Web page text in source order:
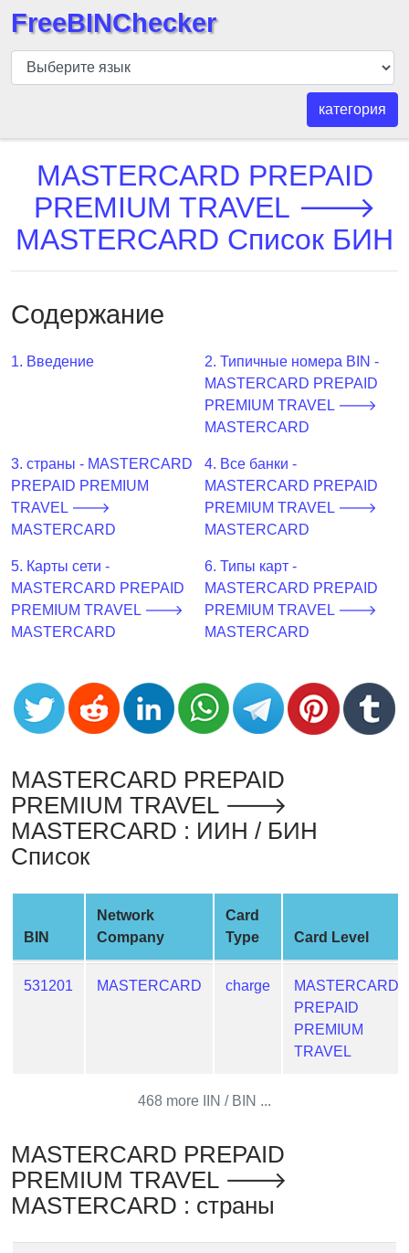
БИН
шашка
БИН
номер
БИН
API
BIN
BIN
v2
from
Banks
Credit
Validator
Credit
Card
Random
Credit
Card
Generate
Credit
Card
from
BIN
Credit
Checker
Service
IP
Lookup
IP
BIN
Checker
FreeBINChecker
категория
MASTERCARD PREPAID
PREMIUM TRAVEL 🡒
MASTERCARD Список БИН
Содержание
1. Введение
2. Типичные номера BIN -
MASTERCARD PREPAID
PREMIUM TRAVEL 🡒
MASTERCARD
3. страны - MASTERCARD
PREPAID PREMIUM
TRAVEL 🡒
MASTERCARD
4. Все банки -
MASTERCARD PREPAID
PREMIUM TRAVEL 🡒
MASTERCARD
5. Карты сети -
MASTERCARD PREPAID
PREMIUM TRAVEL 🡒
MASTERCARD
6. Типы карт -
MASTERCARD PREPAID
PREMIUM TRAVEL 🡒
MASTERCARD
MASTERCARD PREPAID
PREMIUM TRAVEL 🡒
MASTERCARD : ИИН / БИН
Список
BIN
Network
Company
Card
Type
Card Level
531201 MASTERCARD charge
MASTERCARD
PREPAID
PREMIUM
TRAVEL
468 more IIN / BIN ...
MASTERCARD PREPAID
PREMIUM TRAVEL 🡒
MASTERCARD : страны